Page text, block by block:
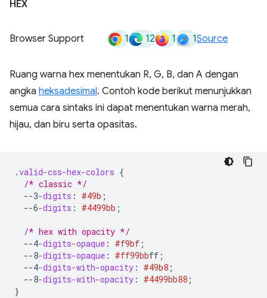
HEX
Browser Support 1 12 1 1Source
Ruang warna hex menentukan R, G, B, dan A dengan
angka heksadesimal. Contoh kode berikut menunjukkan
semua cara sintaks ini dapat menentukan warna merah,
hijau, dan biru serta opasitas.
.valid-css-hex-colors {
/* classic */
--3-digits : #49b ;
--6-digits : #4499bb ;
/* hex with opacity */
--4-digits-opaque : #f9bf ;
--8-digits-opaque : #ff99bbff ;
--4-digits-with-opacity : #49b8 ;
--8-digits-with-opacity : #4499bb88 ;
}